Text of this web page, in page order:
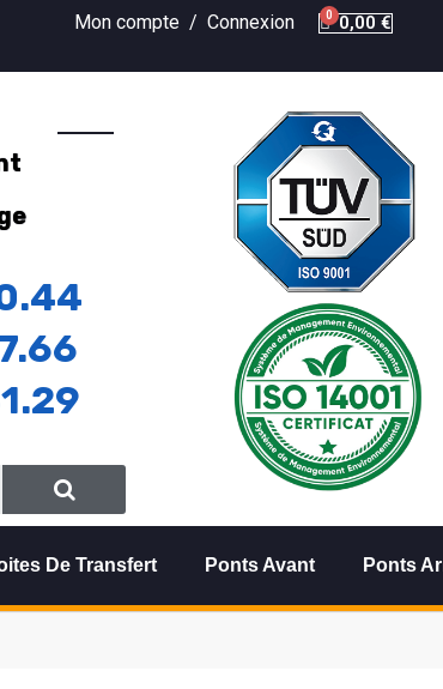
Mon compte / Connexion 0,00 €
De Transfert Ponts Avant Ponts